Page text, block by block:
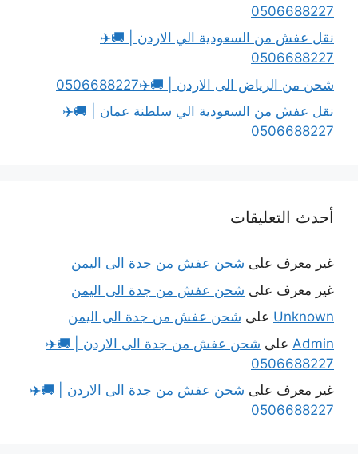
0506688227
نقل عفش من السعودية الي الاردن | 🚚✈️
0506688227
شحن من الرياض الى الاردن | 🚚✈️0506688227
نقل عفش من السعودية الي سلطنة عمان | 🚚✈️
0506688227
أحدث التعليقات
غير معرف على شحن عفش من جدة الى اليمن
غير معرف على شحن عفش من جدة الى اليمن
Unknown على شحن عفش من جدة الى اليمن
Admin على شحن عفش من جدة الى الاردن | 🚚✈️
0506688227
غير معرف على شحن عفش من جدة الى الاردن | 🚚✈️
0506688227